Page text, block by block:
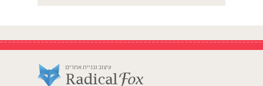
עיצוב ובניית אתרים